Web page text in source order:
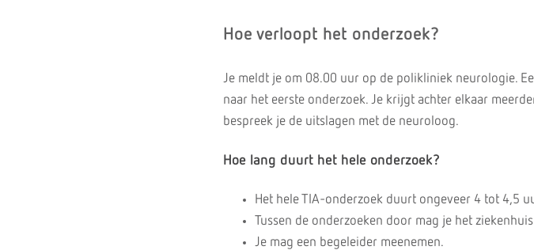
Hoe verloopt het onderzoek?
Je meldt je om 08.00 uur op de polikliniek neurologie.
naar het eerste onderzoek. Je krijgt achter elkaar
bespreek je de uitslagen met de neuroloog.
Hoe lang duurt het hele onderzoek?
Het hele TIA-onderzoek duurt ongeveer 4 tot 4,5
Tussen de onderzoeken door mag je het
Je mag een begeleider meenemen.